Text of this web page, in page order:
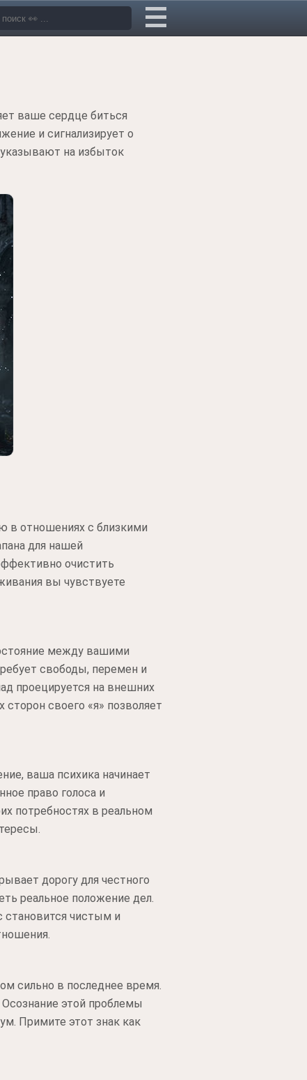
ваше сердце биться
и сигнализирует о
на избыток
в отношениях с близкими
для нашей
очистить
вы чувствуете
между вашими
свободы, перемен и
проецируется на внешних
своего «я» позволяет
ваша психика начинает
право голоса и
потребностях в реальном
дорогу для честного
реальное положение дел.
становится чистым и
сильно в последнее время.
Осознание этой проблемы
Примите этот знак как